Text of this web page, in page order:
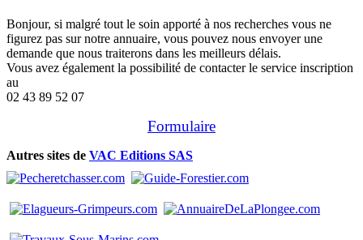
Bonjour, si malgré tout le soin apporté à nos recherches vous ne
figurez pas sur notre annuaire, vous pouvez nous envoyer une
demande que nous traiterons dans les meilleurs délais.
Vous avez également la possibilité de contacter le service inscription
au
02 43 89 52 07
Formulaire
Autres sites de VAC Editions SAS